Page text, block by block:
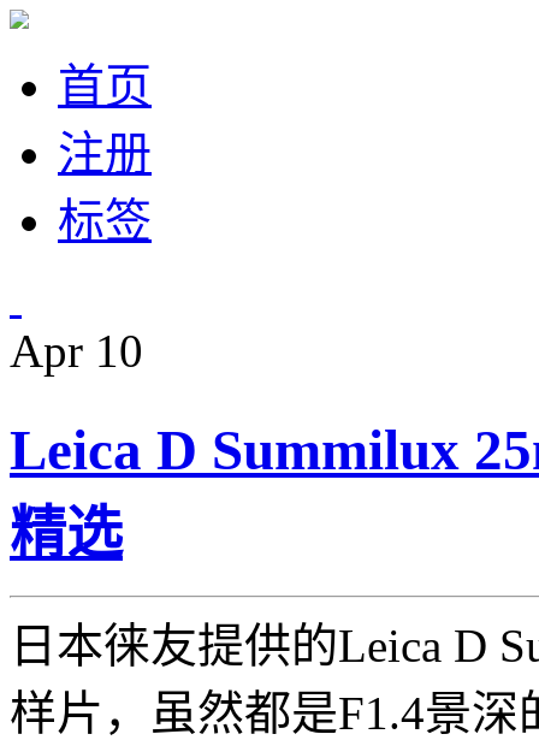
首页
注册
标签
Apr 10
Leica D Summilux
精选
日本徕友提供的Leica D
样片，虽然都是F1.4景